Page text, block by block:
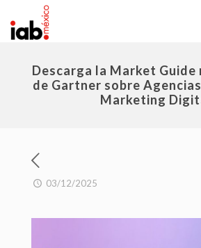
Descarga la Market Guide
de Gartner sobre
Marketing
03/12/2025